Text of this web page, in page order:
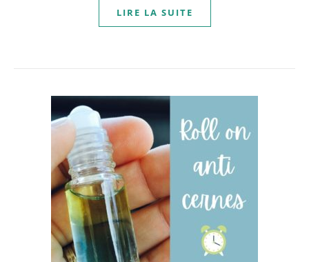
LIRE LA SUITE